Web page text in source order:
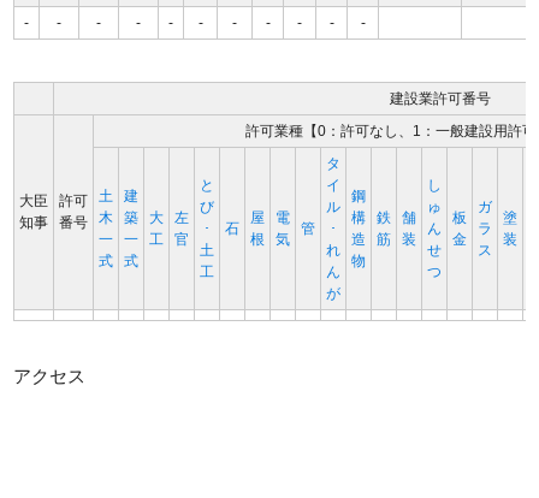
- - - - - - - - - - -
建設業許可番号
大臣
知事
許可
番号
許可業種【0：許可なし、1：一般建設用許
土
木
一
式
建
築
一
式
大
工
左
官
と
び
･
土
工
石
屋
根
電
気
管
タ
イ
ル
･
れ
ん
が
鋼
構
造
物
鉄
筋
舗
装
し
ゅ
ん
せ
つ
板
金
ガ
ラ
ス
塗
装
アクセス